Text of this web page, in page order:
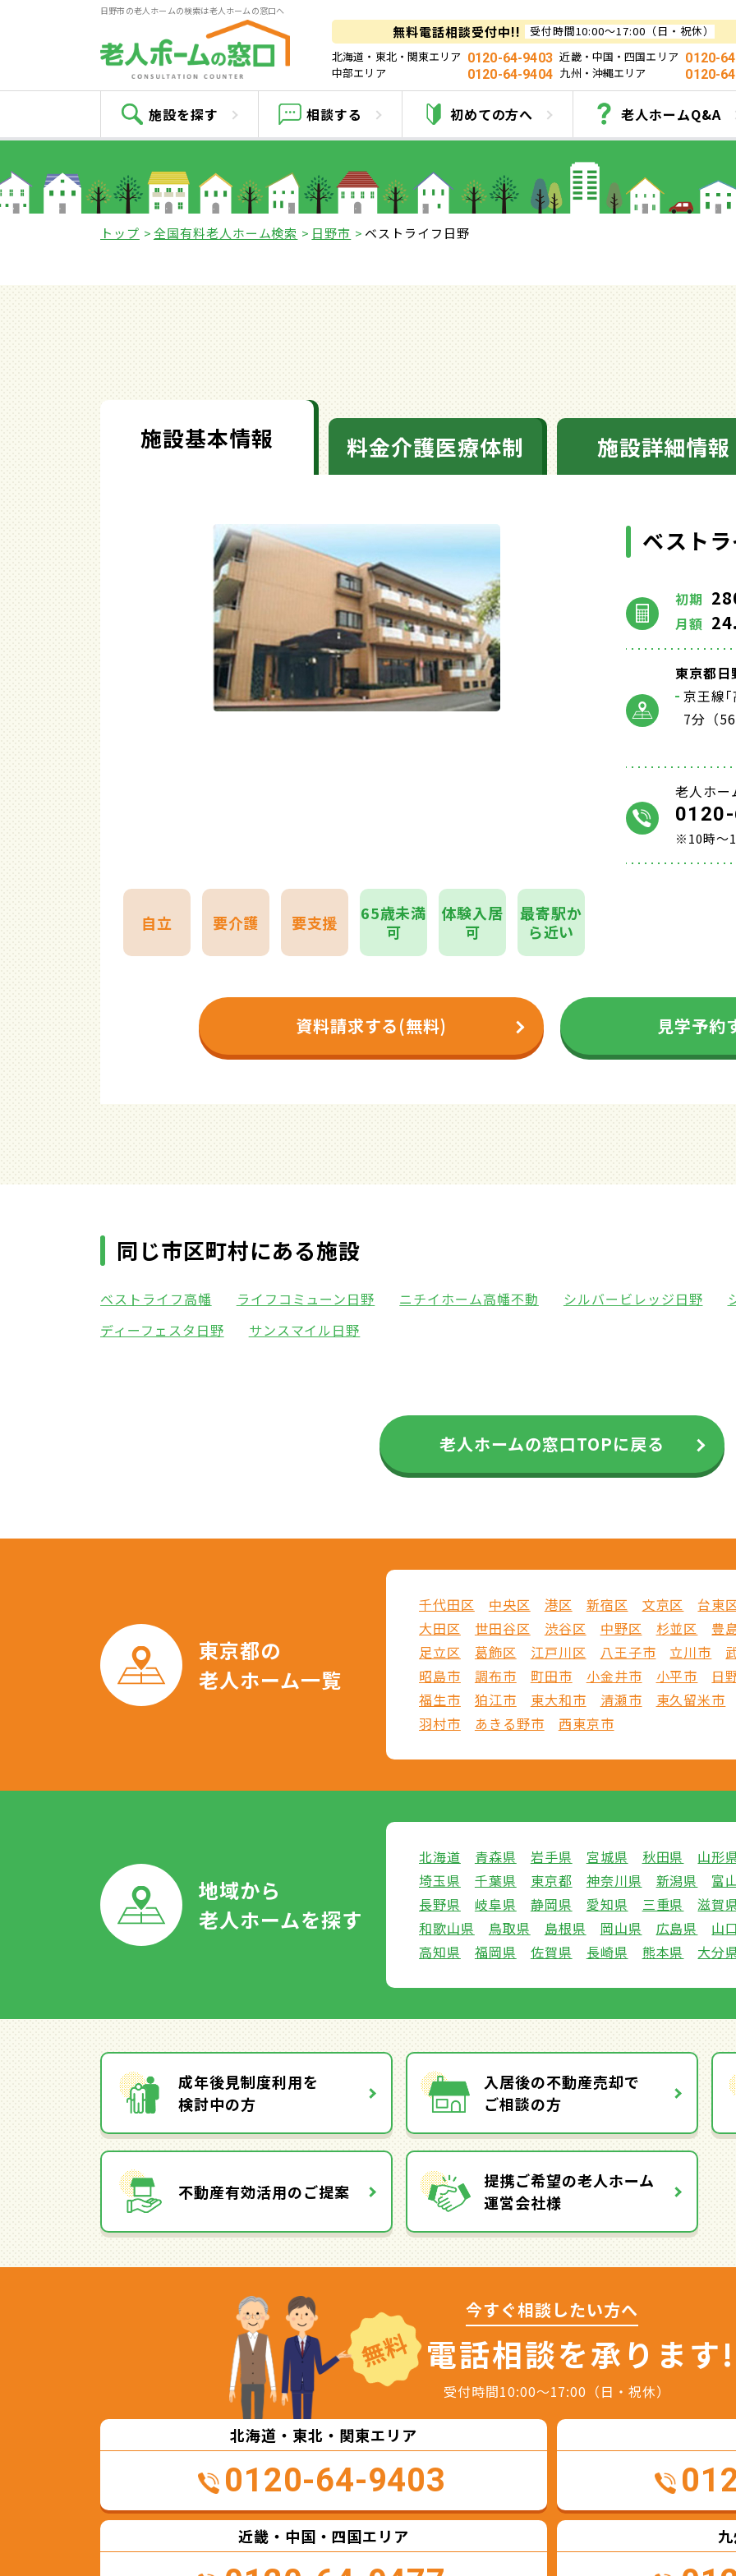
日野市の老人ホームの検索は老人ホームの窓口へ
無料電話相談受付中!!
受付時間10:00～17:00（日・祝休）
北海道・東北・関東エリア 0120-64-9403 近畿・中国・四国エリア 0120-
中部エリア
0120-64-9404 九州・沖縄エリア 0120-
施設を探す 相談する 初めての方へ 老人ホームQ&A
ベストライフ日野
トップ 全国有料老人ホーム検索 日野市 ベストライフ日野
施設基本情報 料金介護医療体制 施設詳細情報
ベスト
初期
月額
東京都
京王線
7分（
老人ホー
※10時～
自立 要介護 要支援
65歳未満
可
体験入居
可
最寄駅か
ら近い
資料請求する(無料) 見学予約
同じ市区町村にある施設
ベストライフ高幡 ライフコミューン日野 ニチイホーム高幡不動 シルバービレッジ日野
ディーフェスタ日野
サンスマイル日野
老人ホームの窓口TOPに戻る
東京都の
老人ホーム一覧
千代田区 中央区 港区 新宿区 文京区 台東
大田区
世田谷区 渋谷区 中野区 杉並区 豊
足立区
葛飾区 江戸川区 八王子市 立川市
昭島市
調布市 町田市 小金井市 小平市 日
福生市
狛江市 東大和市 清瀬市 東久留米市
羽村市
あきる野市 西東京市
地域から
老人ホームを探す
北海道 青森県 岩手県 宮城県 秋田県 山形
埼玉県
千葉県 東京都 神奈川県 新潟県 富
長野県
岐阜県 静岡県 愛知県 三重県 滋賀
和歌山県
鳥取県 島根県 岡山県 広島県 山
高知県
福岡県 佐賀県 長崎県 熊本県 大分
成年後見制度利用を
検討中の方
入居後の不動産売却で
ご相談の方
不動産有効活用のご提案
提携ご希望の老人ホーム
運営会社様
無料
今すぐ相談したい方へ
電話相談を承ります!
受付時間10:00～17:00（日・祝休）
北海道・東北・関東エリア
0120-64-9403
近畿・中国・四国エリア